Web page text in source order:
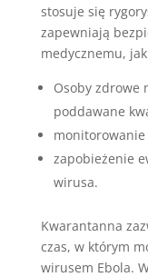
stosuje się
zapewniają
medycznemu,
Osoby zdrowe
poddawane
zapobieżenie
wirusa.
Kwarantanna
czas, w którym
wirusem Ebola.